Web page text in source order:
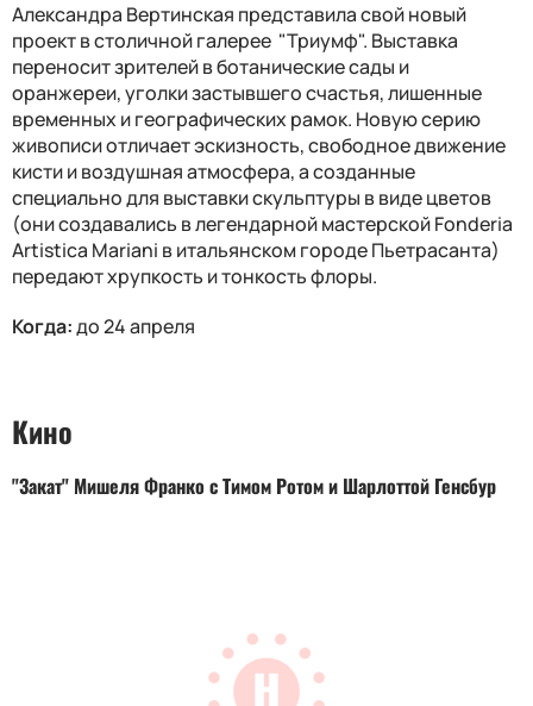
Александра Вертинская представила свой новый
проект в столичной галерее "Триумф". Выставка
переносит зрителей в ботанические сады и
оранжереи, уголки застывшего счастья, лишенные
временных и географических рамок. Новую серию
живописи отличает эскизность, свободное движение
кисти и воздушная атмосфера, а созданные
специально для выставки скульптуры в виде цветов
(они создавались в легендарной мастерской Fonderia
Artistica Mariani в итальянском городе Пьетрасанта)
передают хрупкость и тонкость флоры.
Когда:до 24 апреля
Кино
"Закат" Мишеля Франко с Тимом Ротом и Шарлоттой Генсбур